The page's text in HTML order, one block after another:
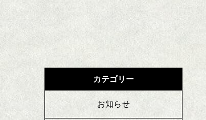
カテゴリー
お知らせ